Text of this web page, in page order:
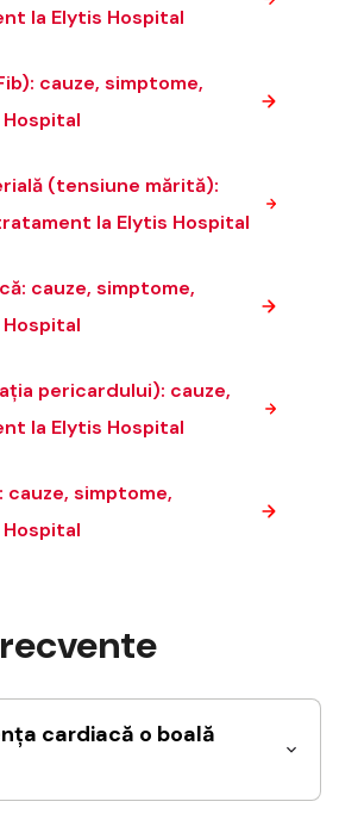
la Elytis Hospital
cauze, simptome,
(tensiune mărită):
la Elytis Hospital
cauze, simptome,
pericardului): cauze,
la Elytis Hospital
cauze, simptome,
cardiacă o boală